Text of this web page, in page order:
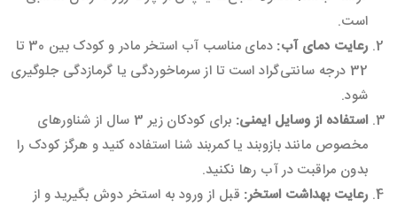
است.
رعایت دمای آب:
دمای مناسب آب استخر مادر و کودک بین 30 تا
32 درجه سانتی‌گراد است تا از سرماخوردگی یا گرمازدگی جلوگیری
شود.
استفاده از وسایل ایمنی:
برای کودکان زیر 3 سال از شناورهای
مخصوص مانند بازوبند یا کمربند شنا استفاده کنید و هرگز کودک را
بدون مراقبت در آب رها نکنید.
رعایت بهداشت استخر: قبل از ورود به استخر دوش بگیرید و از